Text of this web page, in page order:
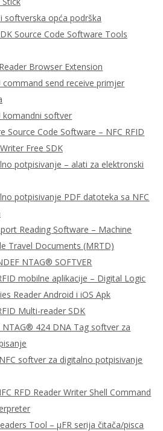
softverska opća podrška
Source Code Software Tools
Browser Extension
command send receive primjer
komandni softver
Source Code Software – NFC RFID
Free SDK
potpisivanje – alati za elektronski
potpisivanje PDF datoteka sa NFC
Reading Software – Machine
Travel Documents (MRTD)
NTAG® SOFTVER
mobilne aplikacije – Digital Logic
Reader Android i iOS Apk
Multi-reader SDK
NTAG® 424 DNA Tag softver za
softver za digitalno potpisivanje
RFD Reader Writer Shell Command
Tool – μFR serija čitača/pisca